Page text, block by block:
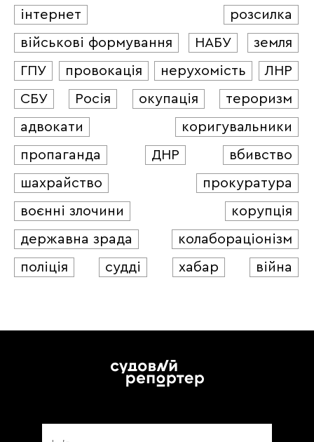
інтернет
розсилка
військові формування
НАБУ
земля
ГПУ
провокація нерухомість
ЛНР
СБУ
Росія окупація
тероризм
адвокати
коригувальники
пропаганда
ДНР
вбивство
шахрайство
прокуратура
воєнні злочини
корупція
державна зрада
колабораціонізм
поліція
судді хабар війна